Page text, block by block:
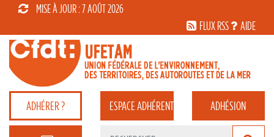
MISE À JOUR : 7 AOÛT 2026
FLUX RSS
AIDE
ADHÉRER ? ESPACEADHÉRENT ADHÉSION